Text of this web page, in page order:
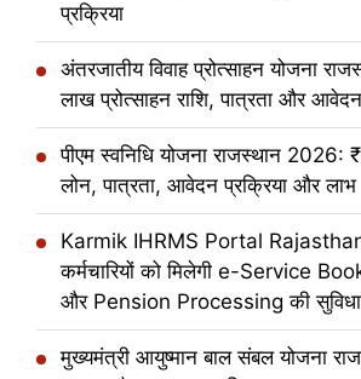
प्रक्रिया
अंतरजातीय विवाह प्रोत्साहन योजना
लाख प्रोत्साहन राशि, पात्रता और
पीएम स्वनिधि योजना राजस्थान
लोन, पात्रता, आवेदन प्रक्रिया और लाभ
Karmik IHRMS Portal
कर्मचारियों को मिलेगी e-Service
और Pension Processing की सुविधा
मुख्यमंत्री आयुष्मान बाल संबल योजना